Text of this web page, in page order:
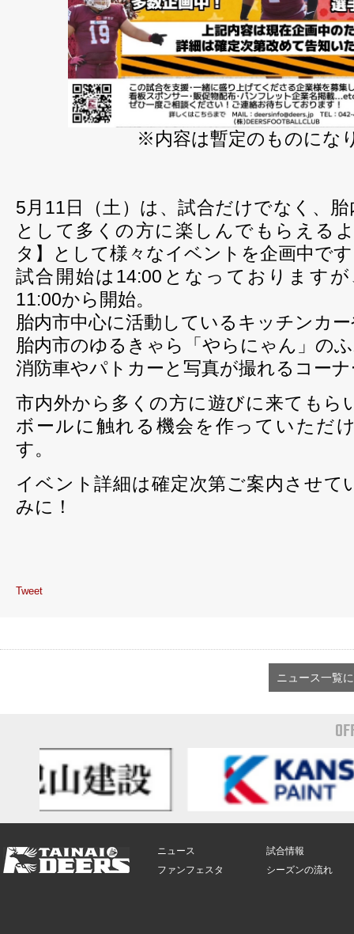
※内容は暫定のものにな
5月11日（土）は、試合だけでなく、
として多くの方に楽しんでもらえる
タ】として様々なイベントを企画中で
試合開始は14:00となっております
11:00から開始。
胎内市中心に活動しているキッチンカ
胎内市のゆるきゃら「やらにゃん」の
消防車やパトカーと写真が撮れるコー
市内外から多くの方に遊びに来てもら
ボールに触れる機会を作っていただ
す。
イベント詳細は確定次第ご案内させて
みに！
Tweet
ニュース一覧
ニュース
ファンフェスタ
試合情報
シーズンの流れ